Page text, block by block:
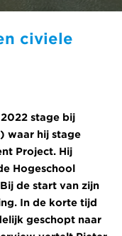
civiele
stage bij
waar hij stage
Project. Hij
Hogeschool
de start van zijn
In de korte tijd
geschopt naar